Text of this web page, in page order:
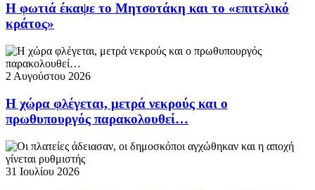
Η φωτιά έκαψε το Μητσοτάκη και το «επιτελικό
κράτος»
2 Αυγούστου 2026
Η χώρα φλέγεται, μετρά νεκρούς και ο
πρωθυπουργός παρακολουθεί…
31 Ιουλίου 2026